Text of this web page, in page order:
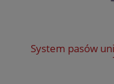
System pasów